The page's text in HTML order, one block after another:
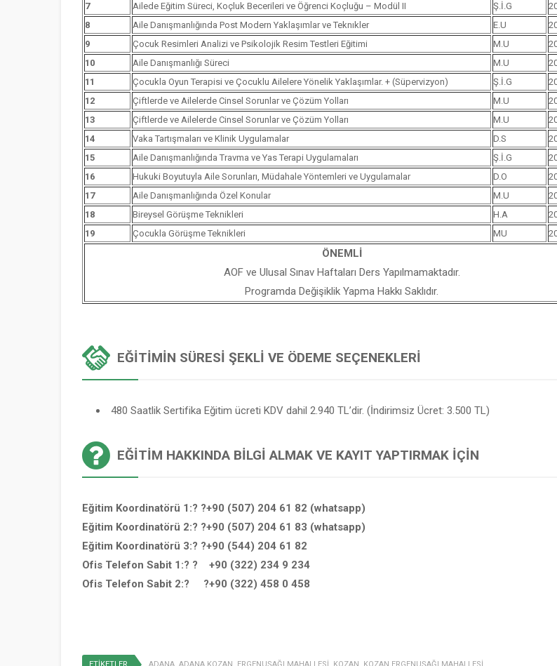
7
Ailede Eğitim Süreci, Koçluk Becerileri ve Öğrenci Koçluğu – Modül II Ş.İ.G
8
Aile Danışmanlığında Post Modern Yaklaşımlar ve Teknıkler E.U
9
Çocuk Resimleri Analizi ve Psikolojik Resim Testleri Eğitimi M.U
10
Aile Danışmanlığı Süreci M.U
11
Çocukla Oyun Terapisi ve Çocuklu Ailelere Yönelik Yaklaşımlar. + (Süpervizyon) Ş.İ.G
12
Çiftlerde ve Ailelerde Cinsel Sorunlar ve Çözüm Yolları M.U
13
Çiftlerde ve Ailelerde Cinsel Sorunlar ve Çözüm Yolları M.U
14
Vaka Tartışmaları ve Klinik Uygulamalar D.S
15
Aile Danışmanlığında Travma ve Yas Terapi Uygulamaları Ş.İ.G
16
Hukuki Boyutuyla Aile Sorunları, Müdahale Yöntemleri ve Uygulamalar D.O
17
Aile Danışmanlığında Özel Konular M.U
18
Bireysel Görüşme Teknikleri H.A
19
Çocukla Görüşme Teknikleri MU
ÖNEMLİ
AOF ve Ulusal Sınav Haftaları Ders Yapılmamaktadır.
Programda Değişiklik Yapma Hakkı Saklıdır.
EĞITIMIN SÜRESI ŞEKLI VE ÖDEME SEÇENEKLERI
480 Saatlik Sertifika Eğitim ücreti KDV dahil 2.940 TL’dir. (İndirimsiz Ücret: 3.500 TL)
EĞITIM HAKKINDA BILGI ALMAK VE KAYIT YAPTIRMAK İÇIN
Eğitim Koordinatörü 1:? ?+90 (507) 204 61 82 (whatsapp)
Eğitim Koordinatörü 2:? ?+90 (507) 204 61 83 (whatsapp)
Eğitim Koordinatörü 3:? ?+90 (544) 204 61 82
Ofis Telefon Sabit 1:? ? +90 (322) 234 9 234
Ofis Telefon Sabit 2:? ?+90 (322) 458 0 458